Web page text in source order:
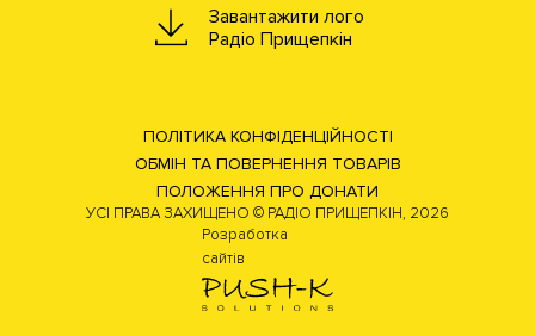
Завантажити лого
Радіо Прищепкін
ПОЛІТИКА КОНФІДЕНЦІЙНОСТІ
ОБМІН ТА ПОВЕРНЕННЯ ТОВАРІВ
ПОЛОЖЕННЯ ПРО ДОНАТИ
УСІ ПРАВА ЗАХИЩЕНО © РАДІО ПРИЩЕПКІН, 2026
Розработка
сайтів